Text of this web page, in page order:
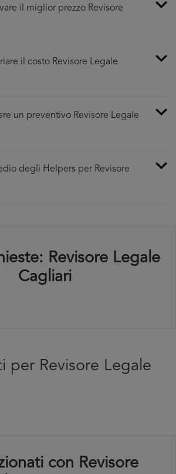
il miglior prezzo Revisore
il costo Revisore Legale
un preventivo Revisore Legale
degli Helpers per Revisore
Revisore Legale
Cagliari
per Revisore Legale
con Revisore